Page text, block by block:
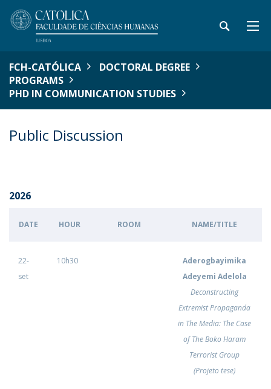
FCH-CATÓLICA
DOCTORAL DEGREE
PROGRAMS
PHD IN COMMUNICATION STUDIES
Public Discussion
2026
DATE HOUR ROOM NAME/TITLE
22-
set
10h30
Aderogbayimika
Adeyemi Adelola
Deconstructing
Extremist Propaganda
in The Media: The Case
of The Boko Haram
Terrorist Group
(Projeto tese)